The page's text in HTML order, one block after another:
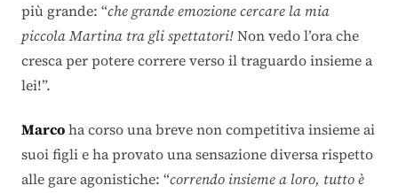
più grande: “che grande emozione cercare la mia
piccola Martina tra gli spettatori!Non vedo l’ora che
cresca per potere correre verso il traguardo insieme a
lei!”.
Marcoha corso una breve non competitiva insieme ai
suoi figli e ha provato una sensazione diversa rispetto
alle gare agonistiche: “correndo insieme a loro, tutto è